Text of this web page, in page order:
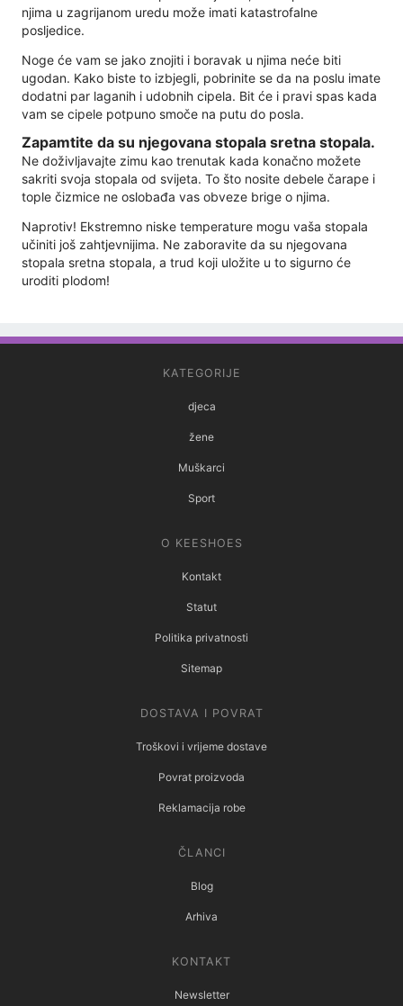
njima u zagrijanom uredu može imati katastrofalne
posljedice.
Noge će vam se jako znojiti i boravak u njima neće biti
ugodan. Kako biste to izbjegli, pobrinite se da na poslu imate
dodatni par laganih i udobnih cipela. Bit će i pravi spas kada
vam se cipele potpuno smoče na putu do posla.
Zapamtite da su njegovana stopala sretna stopala.
Ne doživljavajte zimu kao trenutak kada konačno možete
sakriti svoja stopala od svijeta. To što nosite debele čarape i
tople čizmice ne oslobađa vas obveze brige o njima.
Naprotiv! Ekstremno niske temperature mogu vaša stopala
učiniti još zahtjevnijima. Ne zaboravite da su njegovana
stopala sretna stopala, a trud koji uložite u to sigurno će
uroditi plodom!
KATEGORIJE
djeca
žene
Muškarci
Sport
O KEESHOES
Kontakt
Statut
Politika privatnosti
Sitemap
DOSTAVA I POVRAT
Troškovi i vrijeme dostave
Povrat proizvoda
Reklamacija robe
ČLANCI
Blog
Arhiva
KONTAKT
Newsletter